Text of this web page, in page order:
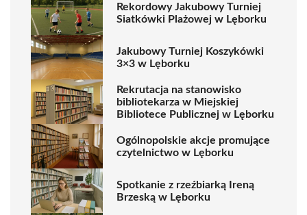
Rekordowy Jakubowy Turniej
Siatkówki Plażowej w Lęborku
Jakubowy Turniej Koszykówki
3×3 w Lęborku
Rekrutacja na stanowisko
bibliotekarza w Miejskiej
Bibliotece Publicznej w Lęborku
Ogólnopolskie akcje promujące
czytelnictwo w Lęborku
Spotkanie z rzeźbiarką Ireną
Brzeską w Lęborku